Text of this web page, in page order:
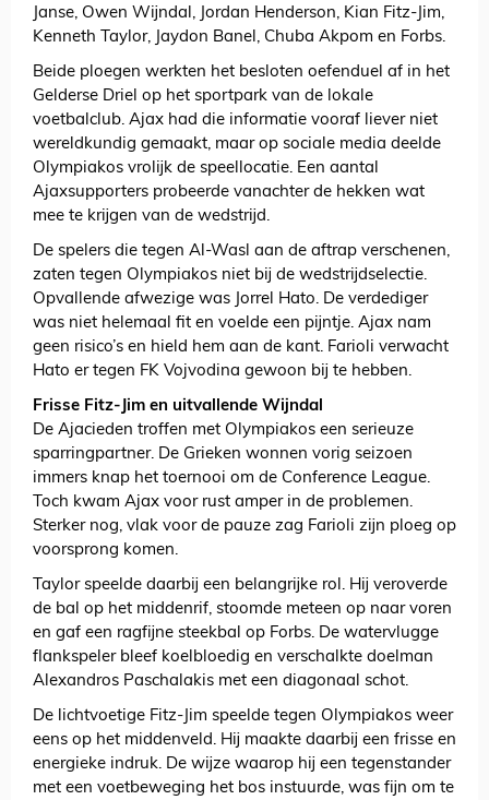
Janse, Owen Wijndal, Jordan Henderson, Kian Fitz-Jim,
Kenneth Taylor, Jaydon Banel, Chuba Akpom en Forbs.
Beide ploegen werkten het besloten oefenduel af in het
Gelderse Driel op het sportpark van de lokale
voetbalclub. Ajax had die informatie vooraf liever niet
wereldkundig gemaakt, maar op sociale media deelde
Olympiakos vrolijk de speellocatie. Een aantal
Ajaxsupporters probeerde vanachter de hekken wat
mee te krijgen van de wedstrijd.
De spelers die tegen Al-Wasl aan de aftrap verschenen,
zaten tegen Olympiakos niet bij de wedstrijdselectie.
Opvallende afwezige was Jorrel Hato. De verdediger
was niet helemaal fit en voelde een pijntje. Ajax nam
geen risico’s en hield hem aan de kant. Farioli verwacht
Hato er tegen FK Vojvodina gewoon bij te hebben.
Frisse Fitz-Jim en uitvallende Wijndal
De Ajacieden troffen met Olympiakos een serieuze
sparringpartner. De Grieken wonnen vorig seizoen
immers knap het toernooi om de Conference League.
Toch kwam Ajax voor rust amper in de problemen.
Sterker nog, vlak voor de pauze zag Farioli zijn ploeg op
voorsprong komen.
Taylor speelde daarbij een belangrijke rol. Hij veroverde
de bal op het middenrif, stoomde meteen op naar voren
en gaf een ragfijne steekbal op Forbs. De watervlugge
flankspeler bleef koelbloedig en verschalkte doelman
Alexandros Paschalakis met een diagonaal schot.
De lichtvoetige Fitz-Jim speelde tegen Olympiakos weer
eens op het middenveld. Hij maakte daarbij een frisse en
energieke indruk. De wijze waarop hij een tegenstander
met een voetbeweging het bos instuurde, was fijn om te